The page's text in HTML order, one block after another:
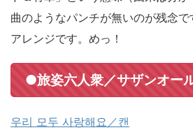
曲のようなパンチが無いのが残念
アレンジです。めっ！
●旅姿六人衆／サザンオー
우리 모두 사랑해요／캔